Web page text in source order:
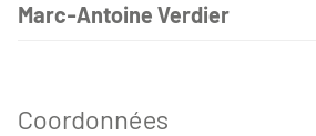
Marc-Antoine Verdier
Coordonnées